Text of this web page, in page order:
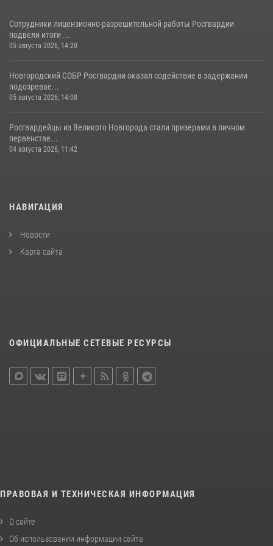
Сотрудники лицензионно-разрешительной работы Росгвардии
подвели итоги ...
05 августа 2026, 14:20
Новгородский СОБР Росгвардии оказал содействие в задержании
подозревае...
05 августа 2026, 14:08
Росгвардейцы из Великого Новгорода стали призерами в личном
первенстве...
04 августа 2026, 11:42
НАВИГАЦИЯ
Новости
Карта сайта
ОФИЦИАЛЬНЫЕ СЕТЕВЫЕ РЕСУРСЫ
ПРАВОВАЯ И ТЕХНИЧЕСКАЯ ИНФОРМАЦИЯ
О сайте
Об использовании информации сайта